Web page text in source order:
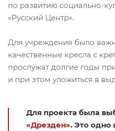
по развитию социально-
«Русский Центр».
Для учреждения было
качественные кресла с
прослужат долгие годы
и при этом уложиться в
Для проекта была
«Дрезден». Это одно